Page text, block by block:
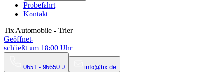
Probefahrt
Kontakt
Tix Automobile - Trier
Geöffnet-
schließt um 18:00 Uhr
0651 - 96650 0 info@tix.de